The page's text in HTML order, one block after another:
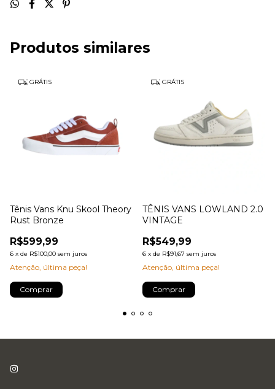
Produtos similares
GRÁTIS
Tênis Vans Knu Skool Theory
Rust Bronze
R$599,99
6 x de R$100,00 sem juros
Atenção, última peça!
Comprar
GRÁTIS
TÊNIS VANS LOWLAND 2.0
VINTAGE
R$549,99
6 x de R$91,67 sem juros
Atenção, última peça!
Comprar